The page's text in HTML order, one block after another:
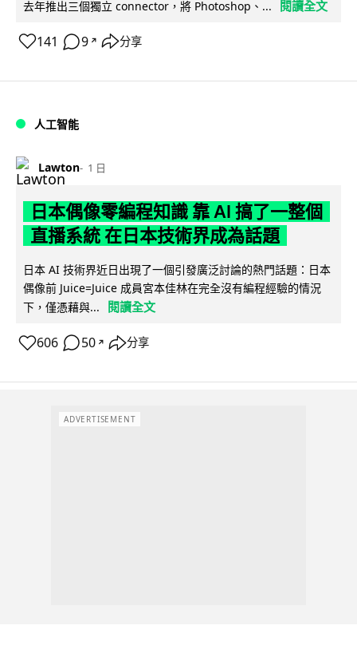
去年推出三個獨立 connector，將 Photoshop、... 閱讀全文
141 9 ↗ 分享
人工智能
Lawton 1 日
日本偶像零編程知識 靠 AI 搞了一整個
直播系統 在日本技術界成為話題
日本 AI 技術界近日出現了一個引發廣泛討論的熱門話題：日本
偶像前 Juice=Juice 成員宮本佳林在完全沒有編程經驗的情況
下，僅憑藉與...
閱讀全文
606 50 ↗ 分享
ADVERTISEMENT